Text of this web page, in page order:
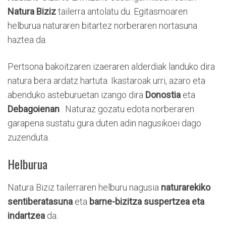
Natura Biziztailerra antolatu du. Egitasmoaren
helburua naturaren bitartez norberaren nortasuna
haztea da.
Pertsona bakoitzaren izaeraren alderdiak landuko dira
natura bera ardatz hartuta. Ikastaroak urri, azaro eta
abenduko asteburuetan izango dira Donostia eta
Debagoienan . Naturaz gozatu edota norberaren
garapena sustatu gura duten adin nagusikoei dago
zuzenduta.
Helburua
Natura Biziz tailerraren helburu nagusia naturarekiko
sentiberatasuna eta barne-bizitza suspertzea eta
indartzea da.